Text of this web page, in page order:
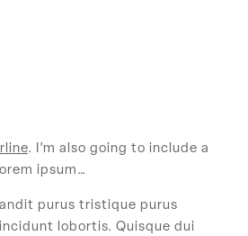
. I’m also going to include a
ipsum…
purus tristique purus
lobortis. Quisque dui